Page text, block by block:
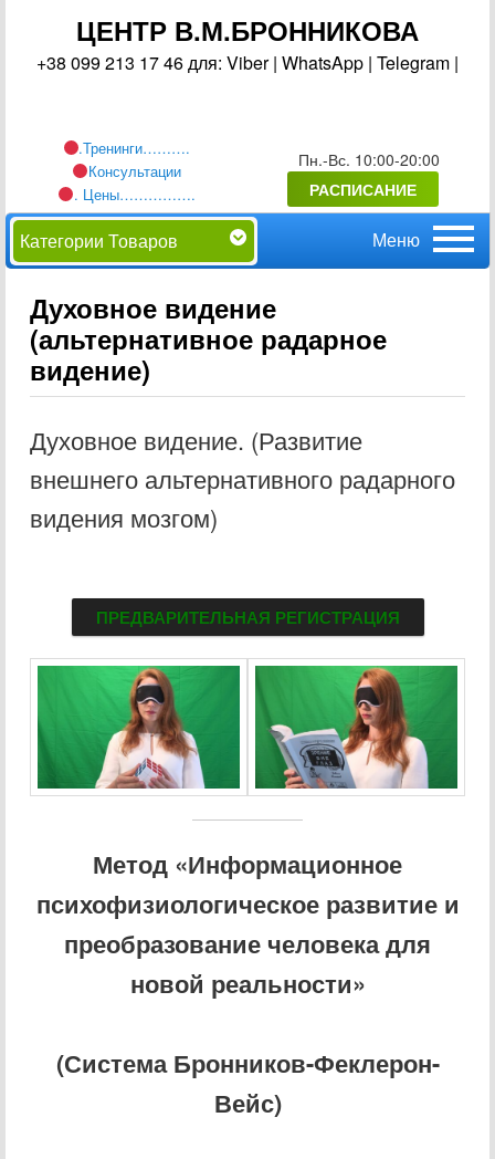
ЦЕНТР В.М.БРОННИКОВА
+38 099 213 17 46 для: Viber | WhatsApp | Telegram |
.Тренинги……….
Консультации
. Цены…………….
Пн.-Вс. 10:00-20:00
РАСПИСАНИЕ
Категории Товаров
Главное
меню
Перейти
основному
Духовное видение
(альтернативное радарное
видение)
Духовное видение. (Развитие
внешнего альтернативного радарного
видения мозгом)
ПРЕДВАРИТЕЛЬНАЯ РЕГИСТРАЦИЯ
Метод «Информационное
психофизиологическое развитие и
преобразование человека для
новой реальности»
(Система Бронников-Феклерон-
Вейс)